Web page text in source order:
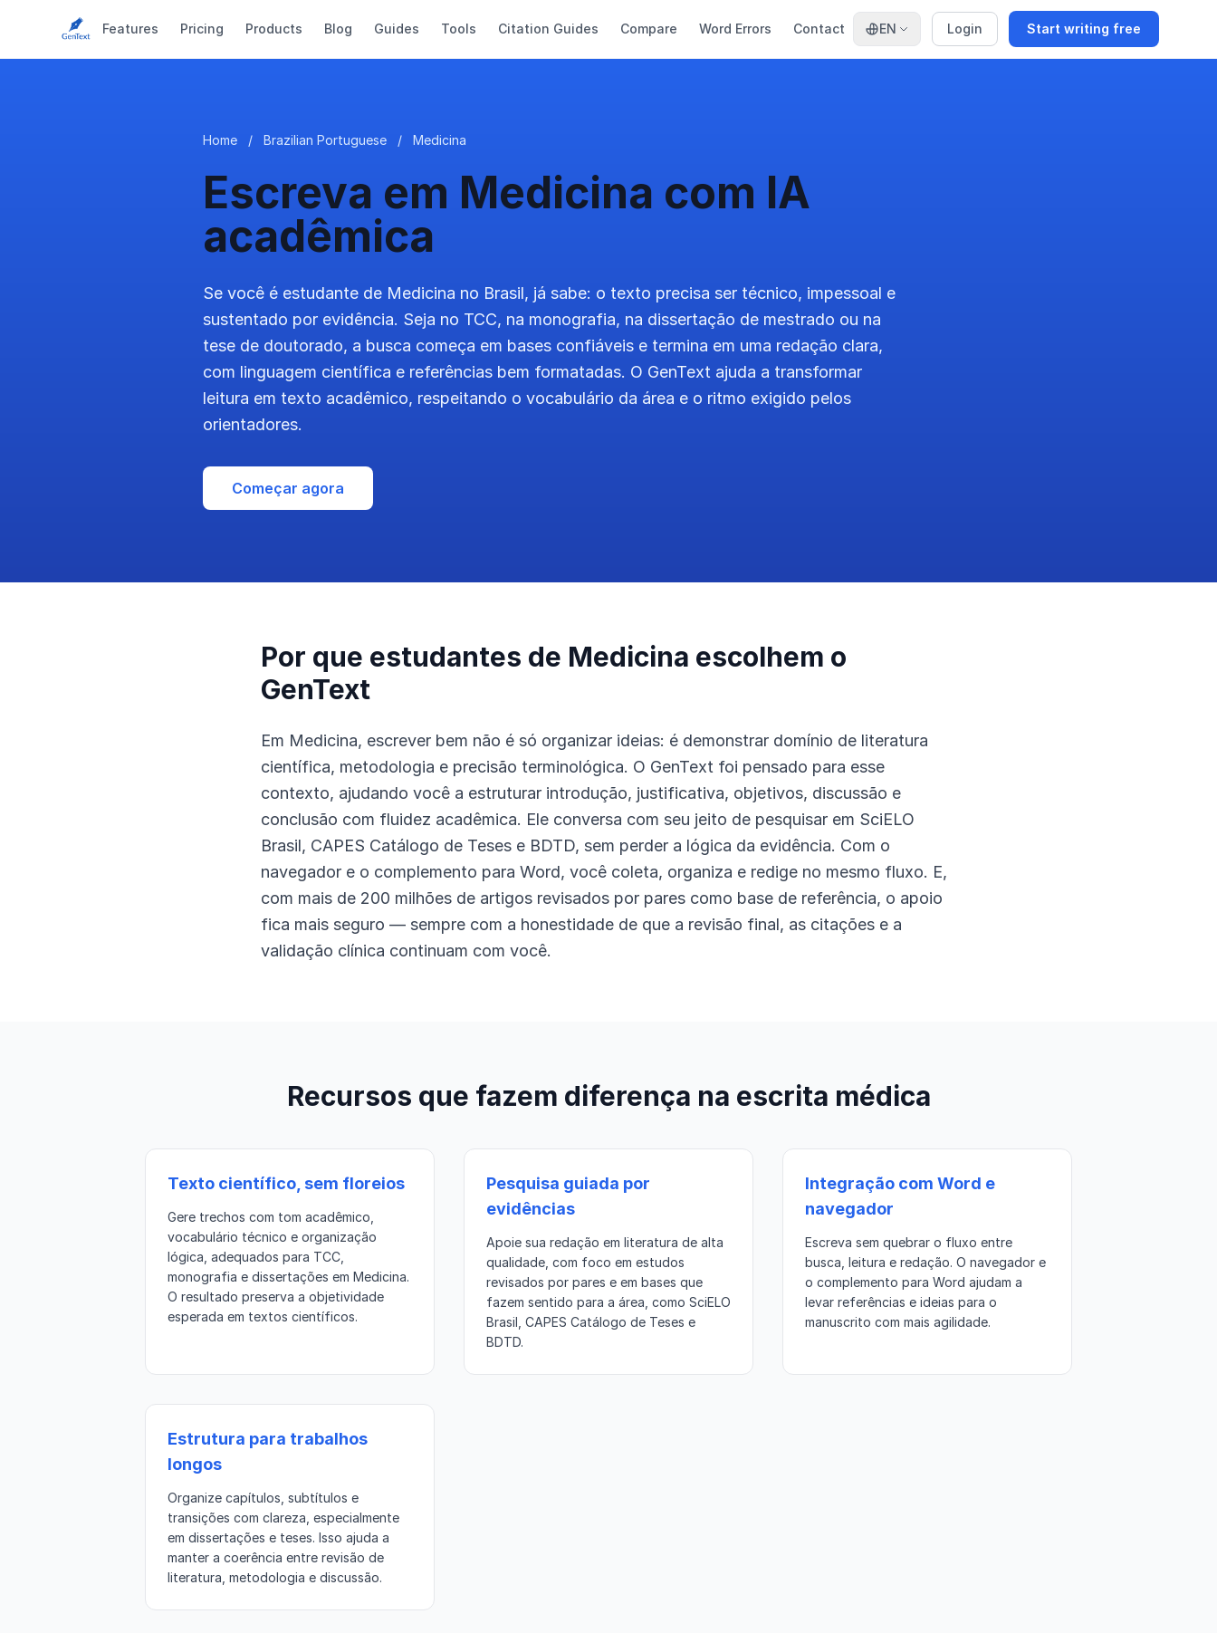
Features Pricing Products Blog Guides Tools Citation Guides Compare Word Errors Contact EN Login Start writing free
Home / Brazilian Portuguese / Medicina
Escreva em Medicina com IA
acadêmica
Se você é estudante de Medicina no Brasil, já sabe: o texto precisa ser técnico, impessoal e
sustentado por evidência. Seja no TCC, na monografia, na dissertação de mestrado ou na
tese de doutorado, a busca começa em bases confiáveis e termina em uma redação clara,
com linguagem científica e referências bem formatadas. O GenText ajuda a transformar
leitura em texto acadêmico, respeitando o vocabulário da área e o ritmo exigido pelos
orientadores.
Começar agora
Por que estudantes de Medicina escolhem o
GenText
Em Medicina, escrever bem não é só organizar ideias: é demonstrar domínio de literatura
científica, metodologia e precisão terminológica. O GenText foi pensado para esse
contexto, ajudando você a estruturar introdução, justificativa, objetivos, discussão e
conclusão com fluidez acadêmica. Ele conversa com seu jeito de pesquisar em SciELO
Brasil, CAPES Catálogo de Teses e BDTD, sem perder a lógica da evidência. Com o
navegador e o complemento para Word, você coleta, organiza e redige no mesmo fluxo. E,
com mais de 200 milhões de artigos revisados por pares como base de referência, o apoio
fica mais seguro — sempre com a honestidade de que a revisão final, as citações e a
validação clínica continuam com você.
Recursos que fazem diferença na escrita médica
Texto científico, sem floreios
Gere trechos com tom acadêmico,
vocabulário técnico e organização
lógica, adequados para TCC,
monografia e dissertações em Medicina.
O resultado preserva a objetividade
esperada em textos científicos.
Pesquisa guiada por
evidências
Apoie sua redação em literatura de alta
qualidade, com foco em estudos
revisados por pares e em bases que
fazem sentido para a área, como SciELO
Brasil, CAPES Catálogo de Teses e
BDTD.
Integração com Word e
navegador
Escreva sem quebrar o fluxo entre
busca, leitura e redação. O navegador e
o complemento para Word ajudam a
levar referências e ideias para o
manuscrito com mais agilidade.
Estrutura para trabalhos
longos
Organize capítulos, subtítulos e
transições com clareza, especialmente
em dissertações e teses. Isso ajuda a
manter a coerência entre revisão de
literatura, metodologia e discussão.